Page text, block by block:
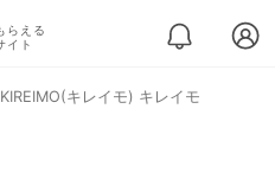
らえる
イト
KIREIMO(キレイモ) キレイモ